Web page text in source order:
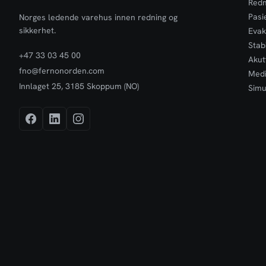
avtagbare larveføtter med motor
(PowerTraxx). Vi anbefaler regelmessig trening
med våre evakuerings- og trappestoler. Finnes
F05610A
trygg og
Norges ledende varehus innen redning og
sikkerhet.
+47 33 03 45 00
fno@fernonorden.com
Innlaget 25, 3185 Skoppum (NO)